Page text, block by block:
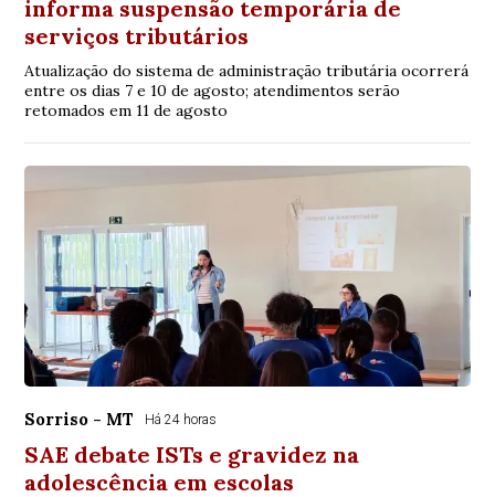
informa suspensão temporária de
serviços tributários
Atualização do sistema de administração tributária ocorrerá
entre os dias 7 e 10 de agosto; atendimentos serão
retomados em 11 de agosto
Sorriso - MT Há 24 horas
SAE debate ISTs e gravidez na
adolescência em escolas